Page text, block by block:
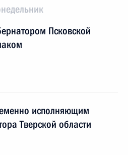
Псковской
исполняющим
Тверской области